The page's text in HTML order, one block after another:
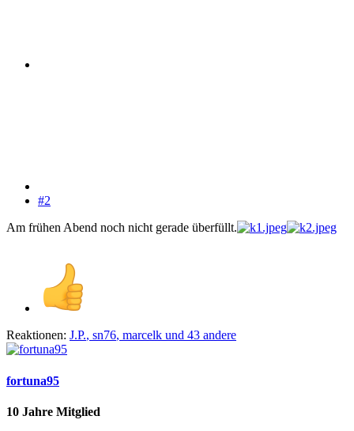
#2
Am frühen Abend noch nicht gerade überfüllt.
Reaktionen: J.P., sn76, marcelk und 43 andere
fortuna95
10 Jahre Mitglied